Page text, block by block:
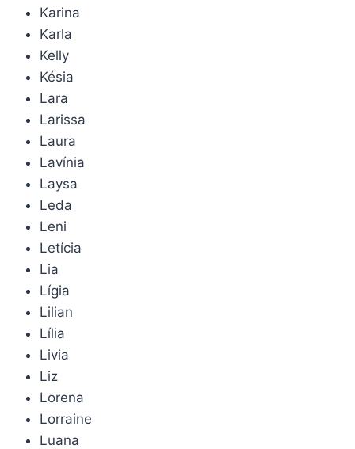
Karina
Karla
Kelly
Késia
Lara
Larissa
Laura
Lavínia
Laysa
Leda
Leni
Letícia
Lia
Lígia
Lilian
Lília
Livia
Liz
Lorena
Lorraine
Luana